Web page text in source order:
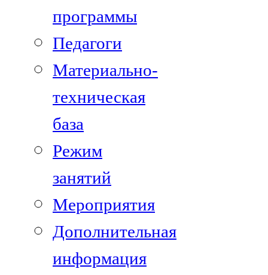
программы
Педагоги
Материально-
техническая
база
Режим
занятий
Мероприятия
Дополнительная
информация